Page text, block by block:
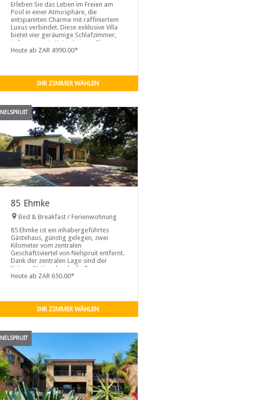
Erleben Sie das Leben im Freien am
Pool in einer Atmosphäre, die
entspannten Charme mit raffiniertem
Luxus verbindet. Diese exklusive Villa
bietet vier geräumige Schlafzimmer,
jedes ausgestattet mit einem Kingsize-
Bett, das bei Bedarf in zwei
Heute ab ZAR 4990.00*
IHR ZIMMER WÄHLEN
NELSPRUIT
85 Ehmke
Bed & Breakfast / Ferienwohnung
85 Ehmke ist ein inhabergeführtes
Gästehaus, günstig gelegen, zwei
Kilometer vom zentralen
Geschäftsviertel von Nelspruit entfernt.
Dank der zentralen Lage sind der
Krüger-Nationalpark, die Panorama-
Route, Mosambik und ...
Heute ab ZAR 650.00*
IHR ZIMMER WÄHLEN
NELSPRUIT